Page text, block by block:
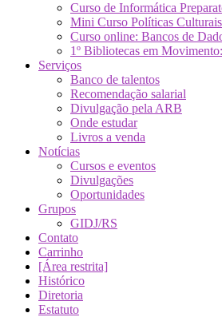
Curso de Informática
Mini Curso Políticas
Curso online: Bancos de
1º Bibliotecas em
Serviços
Banco de talentos
Recomendação salarial
Divulgação pela ARB
Onde estudar
Livros a venda
Notícias
Cursos e eventos
Divulgações
Oportunidades
Grupos
GIDJ/RS
Contato
Carrinho
[Área restrita]
Histórico
Diretoria
Estatuto